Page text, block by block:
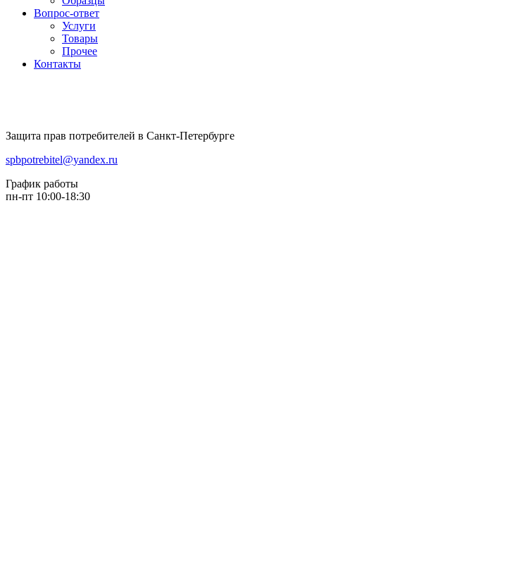
Вопрос-ответ
Услуги
Товары
Прочее
Контакты
Защита прав потребителей в Санкт-Петербурге
spbpotrebitel@yandex.ru
График работы
пн-пт 10:00-18:30